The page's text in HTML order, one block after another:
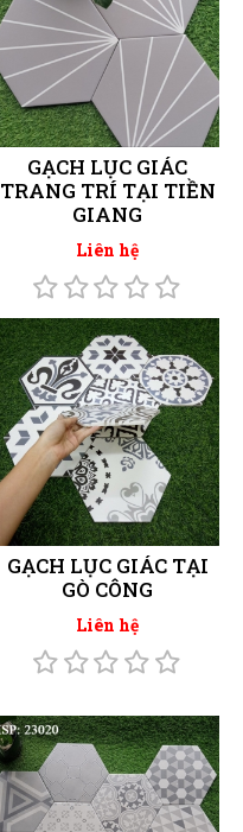
GẠCH LỤC GIÁC
TRANG TRÍ TẠI TIỀN
GIANG
Liên hệ
GẠCH LỤC GIÁC TẠI
GÒ CÔNG
Liên hệ